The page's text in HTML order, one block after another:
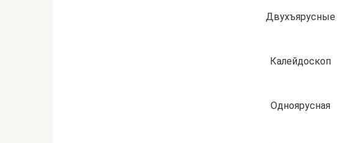
Двухъярусные
Калейдоскоп
Одноярусная